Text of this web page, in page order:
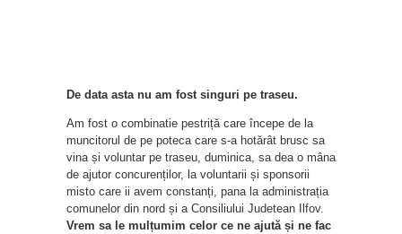
De data asta nu am fost singuri pe traseu.
Am fost o combinatie pestriță care începe de la
muncitorul de pe poteca care s-a hotărât brusc sa
vina și voluntar pe traseu, duminica, sa dea o mâna
de ajutor concurenților, la voluntarii și sponsorii
misto care ii avem constanți, pana la administrația
comunelor din nord și a Consiliului Judetean Ilfov.
Vrem sa le mulțumim celor ce ne ajută și ne fac